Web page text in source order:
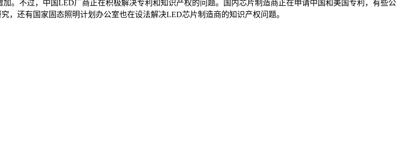
。不过，中国LED厂商正在积极解决专利和知识产权的问题。国内芯片制造商正在申请中国和美国专利，有些公
还有国家固态照明计划办公室也在设法解决LED芯片制造商的知识产权问题。